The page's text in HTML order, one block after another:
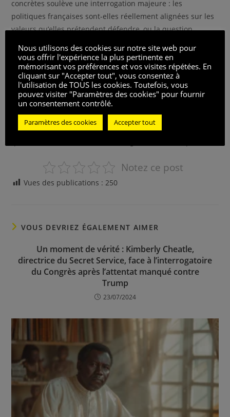
concrètes soulève une interrogation majeure : les
politiques françaises sont-elles réellement alignées sur les
valeurs qu’elles prétendent défendre, ou la question
mobilisé uniquement lorsqu’il sert des intérêts électoraux ?
À vous, citoyens, de questionner, de débattre et de décider
quelle direction la France doit prendre. Votre vote a le
pouvoir de redéfinir non seulement le paysage politique
interne mais aussi la position de la France sur la scène
internationale. Ne laissez pas des enjeux aussi cruciaux
Notez ce post
Vues des publications : 250
VOUS DEVRIEZ ÉGALEMENT AIMER
Un moment de vérité : Kimberly Cheatle,
directrice du Secret Service, face à l’interrogatoire
du Congrès après l’attentat manqué contre
Trump
23/07/2024
Nous utilisons des cookies sur notre site web pour
vous offrir l'expérience la plus pertinente en
mémorisant vos préférences et vos visites répétées. En
cliquant sur "Accepter tout", vous consentez à
l'utilisation de TOUS les cookies. Toutefois, vous
pouvez visiter "Paramètres des cookies" pour fournir
un consentement contrôlé.
Paramètres des cookies Accepter tout